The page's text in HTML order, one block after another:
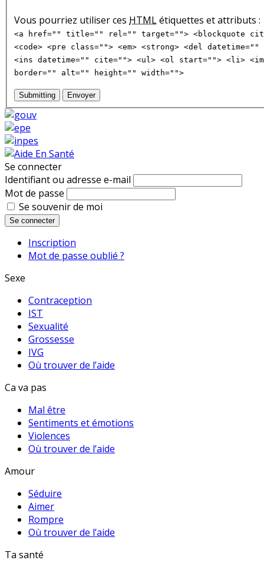
Vous pourriez utiliser ces HTMLétiquettes et attributs :
<a href="" title="" rel="" target=""> <blockquote
<code> <pre class=""> <em> <strong> <del
<ins datetime="" cite=""> <ul> <ol start=""> <li>
border="" alt="" height="" width="">
Submitting Envoyer
Se connecter
Identifiant ou adresse e-mail
Mot de passe
Se souvenir de moi
Se connecter
Inscription
Mot de passe oublié ?
Sexe
Contraception
IST
Sexualité
Grossesse
IVG
Où trouver de l’aide
Ca va pas
Mal être
Sentiments et émotions
Violences
Où trouver de l’aide
Amour
Séduire
Aimer
Rompre
Où trouver de l’aide
Ta santé